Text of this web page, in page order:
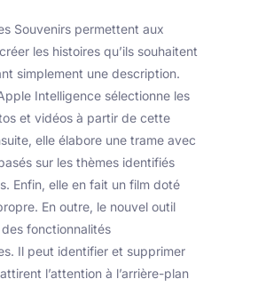
Souvenirs permettent aux
les histoires qu’ils souhaitent
simplement une description.
Intelligence sélectionne les
et vidéos à partir de cette
elle élabore une trame avec
sur les thèmes identifiés
Enfin, elle en fait un film doté
En outre, le nouvel outil
fonctionnalités
Il peut identifier et supprimer
l’attention à l’arrière-plan